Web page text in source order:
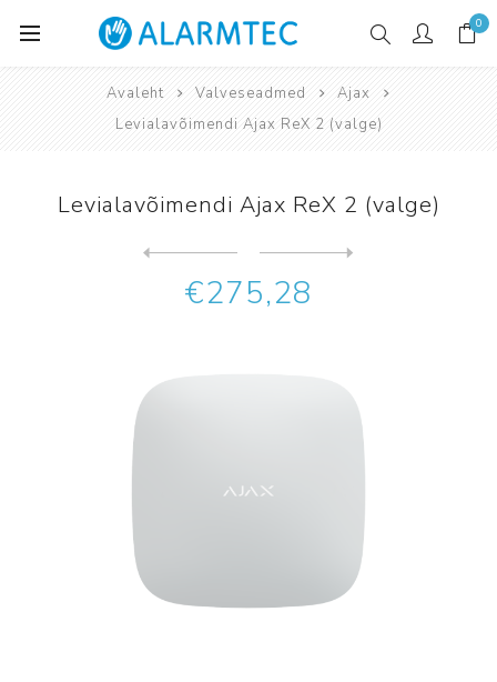
0
Avaleht Valveseadmed
Ajax
Levialavõimendi Ajax ReX 2 (valge)
Levialavõimendi Ajax ReX 2 (valge)
€275,28